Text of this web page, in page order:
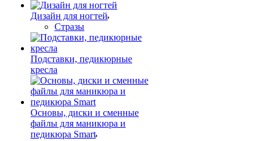
Дизайн для ногтей
Стразы
Подставки, педикюрные
кресла
Основы, диски и сменные
файлы для маникюра и
педикюра Smart